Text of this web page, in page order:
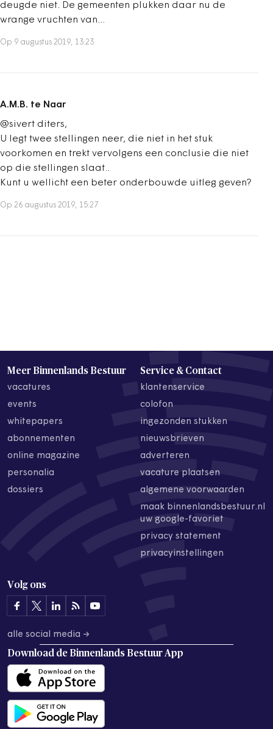
deugde niet. De gemeenten plukken daar nu de
wrange vruchten van...
Op 9 augustus 2019, 13:23
A.M.B. te Naar
@sivert diters,
U legt twee stellingen neer, die niet in het stuk
voorkomen en trekt vervolgens een conclusie die niet
op die stellingen slaat..
Kunt u wellicht een beter onderbouwde uitleg geven?
Op 26 augustus 2019, 15:27
Meer Binnenlands Bestuur
vacatures
events
whitepapers
abonnementen
online magazine
personalia
dossiers
Service & Contact
klantenservice
colofon
ingezonden stukken
nieuwsbrieven
adverteren
vacature plaatsen
algemene voorwaarden
maak binnenlandsbestuur.nl
uw google-favoriet
privacy statement
privacyinstellingen
Volg ons
alle social media →
Download de Binnenlands Bestuur App